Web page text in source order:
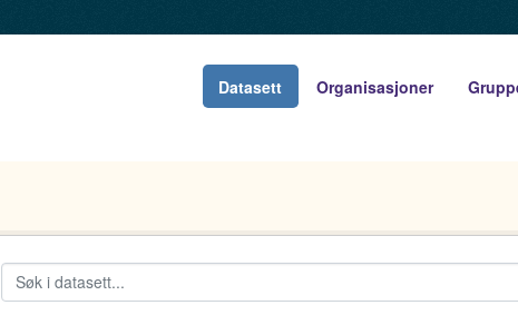
Datasett Organisasjoner